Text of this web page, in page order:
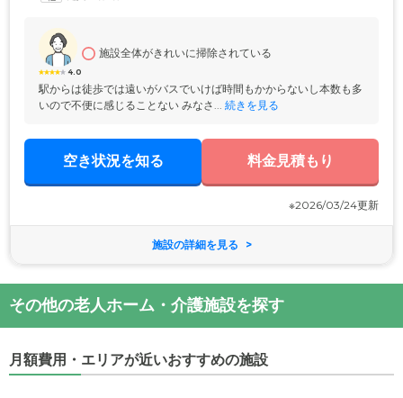
4.0
施設全体がきれいに掃除されている
駅からは徒歩では遠いがバスでいけば時間もかからないし本数も多
いので不便に感じることない みなさ... 続きを見る
空き状況を知る 料金見積もり
※2026/03/24更新
施設の詳細を見る
その他の老人ホーム・介護施設を探す
月額費用・エリアが近いおすすめの施設